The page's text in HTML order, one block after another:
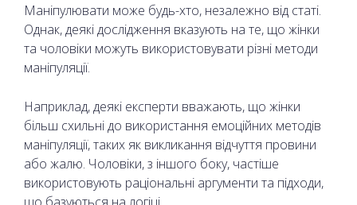
Маніпулювати може будь-хто, незалежно від статі.
Однак, деякі дослідження вказують на те, що жінки
та чоловіки можуть використовувати різні методи
маніпуляції.
Наприклад, деякі експерти вважають, що жінки
більш схильні до використання емоційних методів
маніпуляції, таких як викликання відчуття провини
або жалю. Чоловіки, з іншого боку, частіше
використовують раціональні аргументи та підходи,